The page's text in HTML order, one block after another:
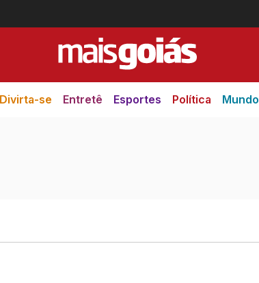
Divirta-se Entretê Esportes Política Mundo